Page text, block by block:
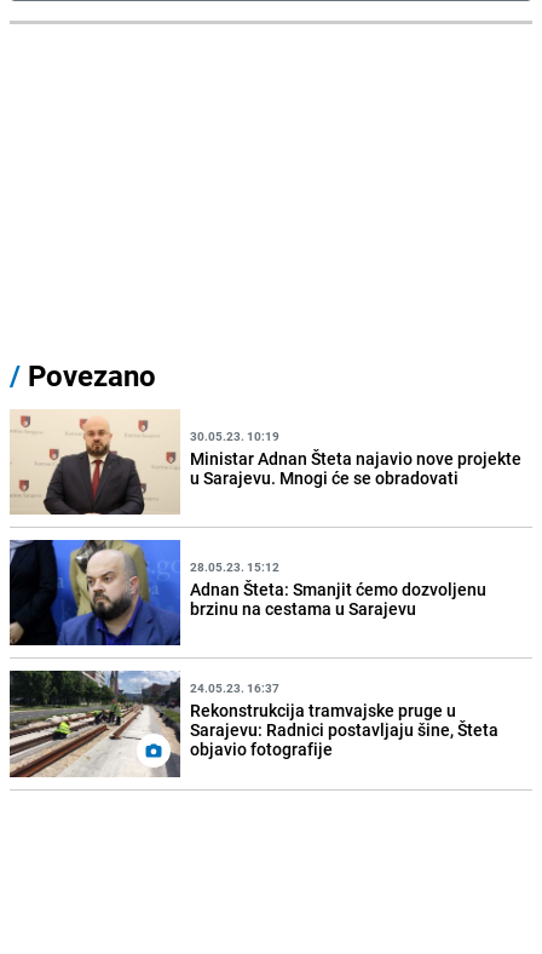
/ Povezano
30.05.23. 10:19
Ministar Adnan Šteta najavio nove projekte
u Sarajevu. Mnogi će se obradovati
28.05.23. 15:12
Adnan Šteta: Smanjit ćemo dozvoljenu
brzinu na cestama u Sarajevu
24.05.23. 16:37
Rekonstrukcija tramvajske pruge u
Sarajevu: Radnici postavljaju šine, Šteta
objavio fotografije